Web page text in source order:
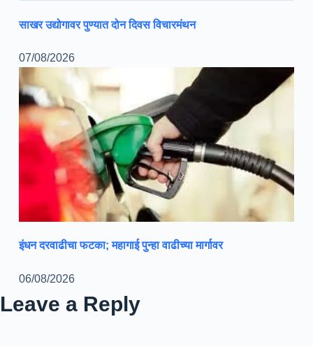
साखर उद्योगावर पुण्यात दोन दिवस विचारमंथन
07/08/2026
इंधन दरवाढीचा फटका; महागाई पुन्हा वाढीच्या मार्गावर
06/08/2026
Leave a Reply